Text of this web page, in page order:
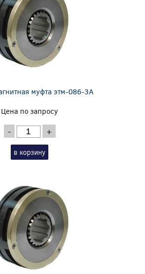
муфта этм-086-3А
Цена по запросу
- +
в корзину